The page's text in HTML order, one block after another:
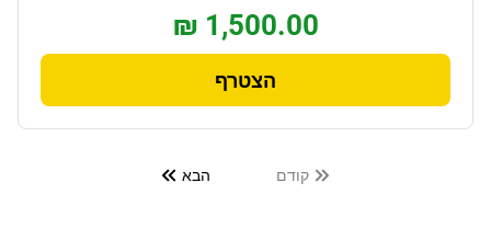
₪ 1,500.00
הצטרף
קודם הבא